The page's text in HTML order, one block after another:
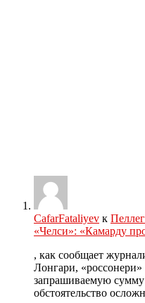
CafarFataliyev к
«Челси»: «Камарду
, как сообщает
Лонгари,
запрашиваемую
обстоятельство